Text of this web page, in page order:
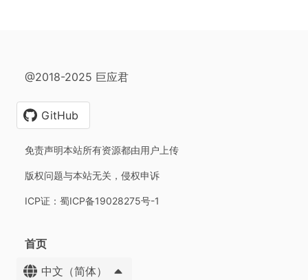
@2018-2025 巨应君
GitHub
免责声明本站所有资源都由用户上传
版权问题与本站无关，侵权申诉
ICP证：蜀ICP备19028275号-1
首页
中文（简体）